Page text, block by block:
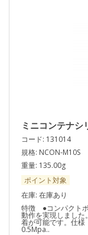
ミニコンテナシ
コード: 131014
規格: NCON-M10S
重量: 135.00g
ポイント対象
在庫: 在庫あり
特徴 ●コンパクト
動作を実現しまし
着が可能です。
0.5Mpa..